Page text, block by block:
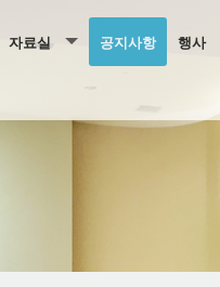
자료실 공지사항 행사